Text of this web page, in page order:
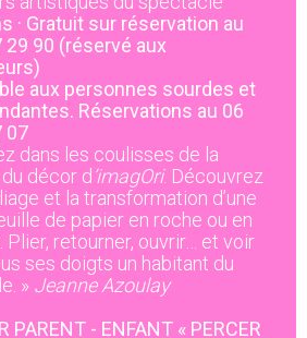
· Gratuit sur réservation au
29 90 (réservé aux
aux personnes sourdes et
Réservations au 06
07
dans les coulisses de la
décor d’imagOri. Découvrez
et la transformation d’une
de papier en roche ou en
Plier, retourner, ouvrir… et voir
ses doigts un habitant du
» Jeanne Azoulay
PARENT - ENFANT « PERCER